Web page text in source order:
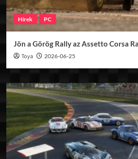
Hírek PC
Jön a Görög Rally az Assetto Corsa
Toya 2026-06-25